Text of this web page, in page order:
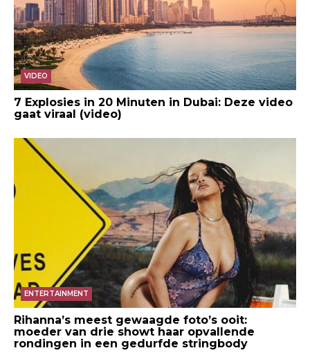
VIDEO
7 Explosies in 20 Minuten in Dubai: Deze video
gaat viraal (video)
ENTERTAINMENT
Rihanna’s meest gewaagde foto’s ooit:
moeder van drie showt haar opvallende
rondingen in een gedurfde stringbody